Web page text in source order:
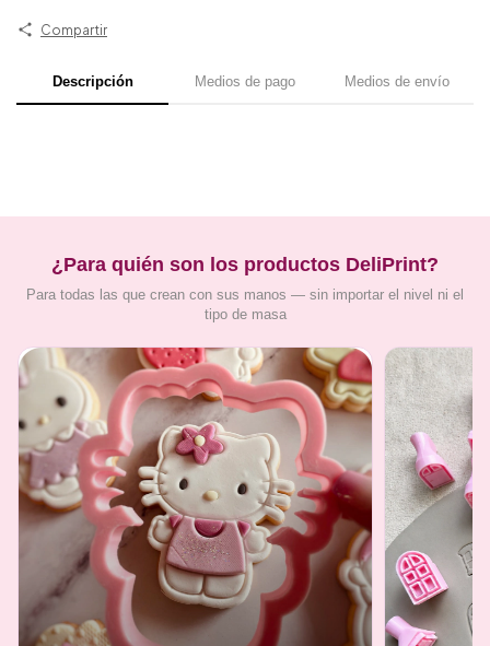
Compartir
Descripción Medios de pago Medios de envío
¿Para quién son los productos DeliPrint?
Para todas las que crean con sus manos — sin importar el nivel ni el
tipo de masa